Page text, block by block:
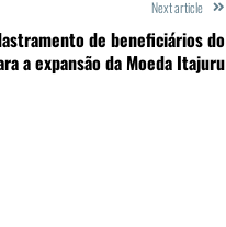
Next article
de beneficiários do
a expansão da Moeda Itajuru